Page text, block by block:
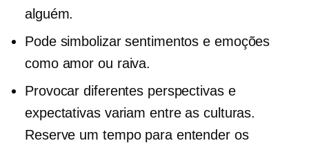
alguém.
Pode simbolizar sentimentos e emoções
como amor ou raiva.
Provocar diferentes perspectivas e
expectativas variam entre as culturas.
Reserve um tempo para entender os